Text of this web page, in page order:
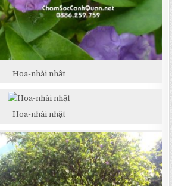
Hoa-nhài nhật
Hoa-nhài nhật